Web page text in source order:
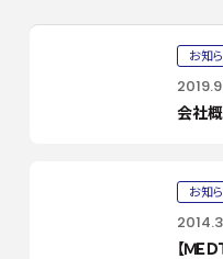
お知
会社
お知
【ＭＥ